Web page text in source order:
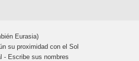
Eurasia)
su proximidad con el Sol
- Escribe sus nombres